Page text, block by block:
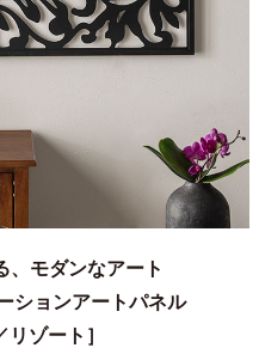
、モダンなアート
ションアートパネル
リゾート］